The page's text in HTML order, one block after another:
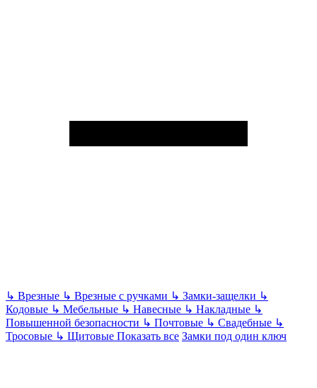
↳ Врезные ↳ Врезные с ручками ↳ Замки-защелки ↳
Кодовые ↳ Мебельные ↳ Навесные ↳ Накладные ↳
Повышенной безопасности ↳ Почтовые ↳ Свадебные ↳
Тросовые ↳ Щитовые Показать все Замки под один ключ